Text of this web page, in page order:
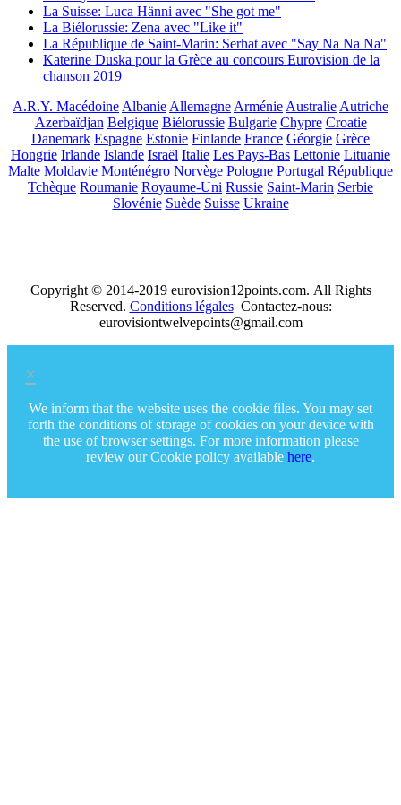
La Suisse: Luca Hänni avec "She got me"
La Biélorussie: Zena avec "Like it"
La République de Saint-Marin: Serhat avec "Say Na Na Na"
Katerine Duska pour la Grèce au concours Eurovision de la
chanson 2019
A.R.Y. MacédoineAlbanieAllemagneArménieAustralieAutriche
Azerbaïdjan Belgique Biélorussie Bulgarie Chypre Croatie
Danemark Espagne Estonie Finlande France Géorgie Grèce
Hongrie Irlande Islande Israël Italie Les Pays-Bas Lettonie Lituanie
Malte Moldavie Monténégro Norvège Pologne Portugal République
Tchèque Roumanie Royaume-Uni Russie Saint-Marin Serbie
Slovénie Suède Suisse Ukraine
Copyright © 2014-2019 eurovision12points.com. All Rights
Reserved. Conditions légalesContactez-nous:
eurovisiontwelvepoints@gmail.com
×
We inform that the website uses the cookie files. You may set
forth the conditions of storage of cookies on your device with
the use of browser settings. For more information please
review our Cookie policy available here.